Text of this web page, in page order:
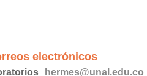
electrónicos
hermes@unal.edu.co